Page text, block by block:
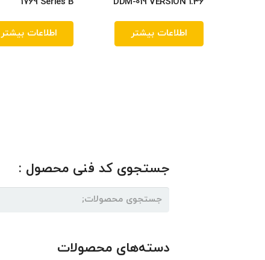
اطلاعات بیشتر اطلاعات بیشتر
جستجوی کد فنی محصول :
جستجو
برای:
دسته‌های محصولات